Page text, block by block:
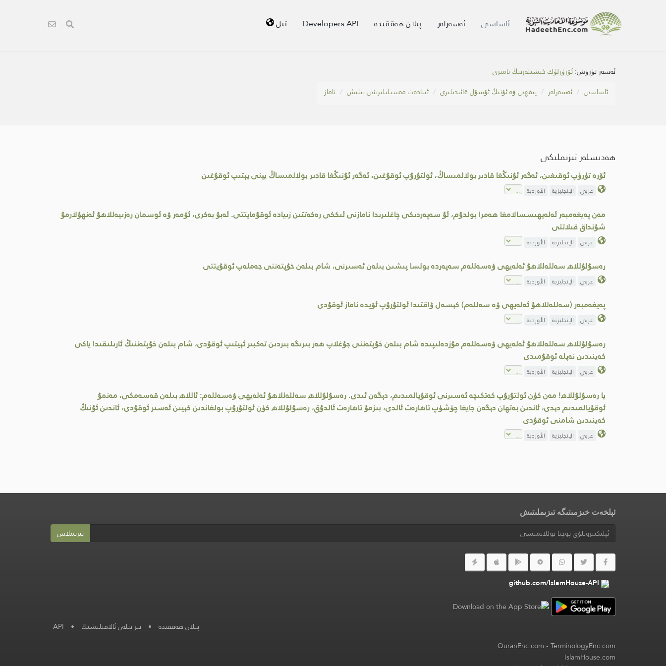
ئاساسى ئەسەرلەر پىلان ھەققىدە Developers API تىل
ئەسەر تۈزۈش:ئۆزۈرلۈك كىشىلەرنىڭ نامىزى
ئاساسى
ئەسەرلەر پىقھى ۋە ئۇنىڭ ئۇسۇل قائىدىلىرى ئىبادەت مەسىلىلىرىنى بىلىش ناماز
ھەدىسلەر تىزىملىكى
ئۆرە تۈرۈپ ئوقىغىن، ئەگەر ئۇنىڭغا قادىر بولالمىساڭ، ئولتۇرۇپ ئوقۇغىن، ئەگەر ئۇنىڭغا قادىر بولالمىساڭ يېنى يېتىپ ئوقۇغىن
عربي الإنجليزية الأوردية
مەن پەيغەمبەر ئەلەيھىسسالامغا ھەمرا بولدۇم، ئۇ سەپەردىكى چاغلىرىدا نامازنى ئىككى رەكەتتىن زىيادە ئوقۇمايتتى. ئەبۇ بەكرى، ئۆمەر ۋە ئوسمان رەزىيەللاھۇ ئەنھۇلارمۇ
شۇنداق قىلاتتى
عربي الإنجليزية الأوردية
رەسۇلۇللاھ سەللەللاھۇ ئەلەيھى ۋەسەللەم سەپەردە بولسا پىشىن بىلەن ئەسىرنى، شام بىلەن خۇپتەننى جەملەپ ئوقۇيتتى
عربي الإنجليزية الأوردية
پەيغەمبەر (سەللەللاھۇ ئەلەيھى ۋە سەللەم) كېسەل ۋاقتىدا ئولتۇرۇپ ئۆيدە ناماز ئوقۇدى
عربي الإنجليزية الأوردية
رەسۇلۇللاھ سەللەللاھۇ ئەلەيھى ۋەسەللەم مۇزدەلىپىدە شام بىلەن خۇپتەننى جۇغلاپ ھەر بىرىگە بىردىن تەكبىر ئېيتىپ ئوقۇدى، شام بىلەن خۇپتەننىڭ ئارىلىقىدا ياكى
كەينىدىن نەپلە ئوقۇمىدى
عربي الإنجليزية الأوردية
يا رەسۇلۇللاھ! مەن كۈن ئولتۇرۇپ كەتكىچە ئەسىرنى ئوقۇيالمىدىم، دېگەن ئىدى. رەسۇلۇللاھ سەللەللاھۇ ئەلەيھى ۋەسەللەم: ئاللاھ بىلەن قەسەمكى، مەنمۇ
ئوقۇيالمىدىم دېدى، ئاندىن بەتھان دېگەن جايغا چۈشۈپ تاھارەت ئالدى، بىزمۇ تاھارەت ئالدۇق، رەسۇلۇللاھ كۈن ئولتۇرۇپ بولغاندىن كېيىن ئەسىر ئوقۇدى، ئاندىن ئۇنىڭ
كەينىدىن شامنى ئوقۇدى
عربي الإنجليزية الأوردية
ئېلخەت خىزمىتىگە تىزىملىتىش
تىزىملاش
github.com/IslamHouse-API
پىلان ھەققىدە • بىز بىلەن ئالاقىلىشىڭ •
API
QuranEnc.com-TerminologyEnc.com
IslamHouse.com